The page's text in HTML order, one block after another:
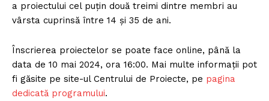
a proiectului cel puţin două treimi dintre membri au
vârsta cuprinsă între 14 şi 35 de ani.
Înscrierea proiectelor se poate face online, până la
data de 10 mai 2024, ora 16:00. Mai multe informaţii pot
fi găsite pe site-ul Centrului de Proiecte, pe pagina
dedicată programului.